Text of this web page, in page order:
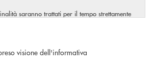
saranno trattati per il tempo strettamente
completa sul trattamento dei Suoi dati
visione dell'informativa